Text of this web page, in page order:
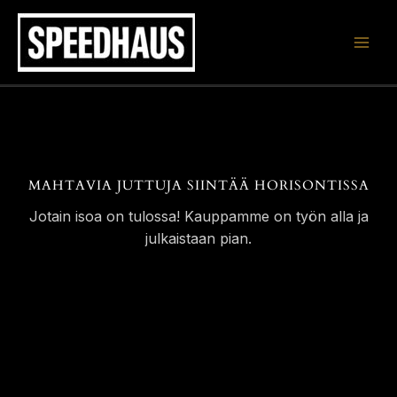
Siirry
sisältöön
MAHTAVIA JUTTUJA SIINTÄÄ HORISONTISSA
Jotain isoa on tulossa! Kauppamme on työn alla ja
julkaistaan pian.